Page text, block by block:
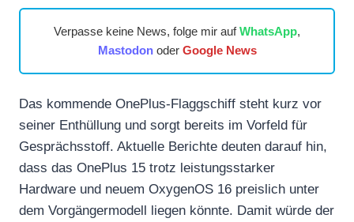
Verpasse keine News, folge mir aufWhatsApp,
Mastodonoder Google News
Das kommende OnePlus-Flaggschiff steht kurz vor
seiner Enthüllung und sorgt bereits im Vorfeld für
Gesprächsstoff. Aktuelle Berichte deuten darauf hin,
dass das OnePlus 15 trotz leistungsstarker
Hardware und neuem OxygenOS 16 preislich unter
dem Vorgängermodell liegen könnte. Damit würde der